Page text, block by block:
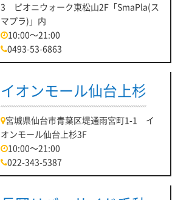
3 ピオニウォーク東松山2F「SmaPla(ス
マプラ)」内
10:00～21:00
0493-53-6863
イオンモール仙台上杉
宮城県仙台市青葉区堤通雨宮町1-1 イ
オンモール仙台上杉3F
10:00～21:00
022-343-5387